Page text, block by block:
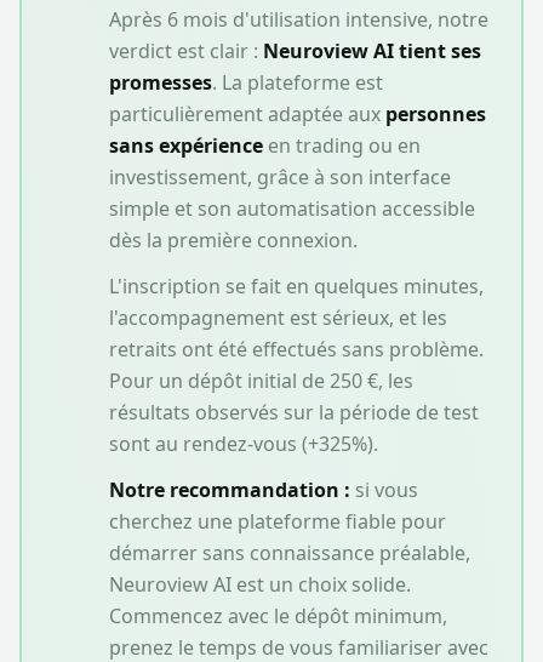
Après 6 mois d'utilisation intensive, notre
verdict est clair : Neuroview AItient ses
promesses. La plateforme est
particulièrement adaptée aux personnes
sans expérience en trading ou en
investissement, grâce à son interface
simple et son automatisation accessible
dès la première connexion.
L'inscription se fait en quelques minutes,
l'accompagnement est sérieux, et les
retraits ont été effectués sans problème.
Pour un dépôt initial de250 €, les
résultats observés sur la période de test
sont au rendez-vous (+325%).
Notre recommandation : si vous
cherchez une plateforme fiable pour
démarrer sans connaissance préalable,
Neuroview AI est un choix solide.
Commencez avec le dépôt minimum,
prenez le temps de vous familiariser avec